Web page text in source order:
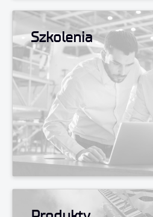
Szkolenia